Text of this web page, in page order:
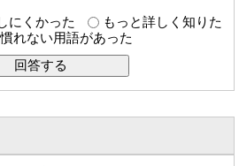
にくかった
もっと詳しく知りた
れない用語があった